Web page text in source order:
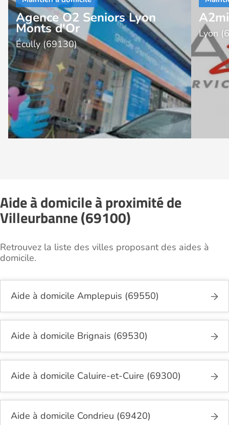
Agence O2 Seniors Lyon
Monts d'Or
Écully (69130)
Lyon
Aide à domicile à proximité de
Villeurbanne (69100)
Retrouvez la liste des villes proposant des aides à
domicile.
Aide à domicile Amplepuis (69550)
Aide à domicile Brignais (69530)
Aide à domicile Caluire-et-Cuire (69300)
Aide à domicile Condrieu (69420)